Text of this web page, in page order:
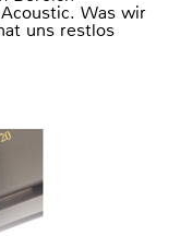
Was wir
uns restlos